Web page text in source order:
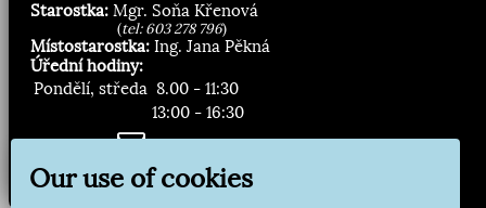
Starostka: Mgr. Soňa Křenová
(tel: 603 278 796)
Místostarostka: Ing. Jana Pěkná
Úřední hodiny:
Pondělí, středa 8.00 - 11:30
13:00 - 16:30
Zasílání novinek:
Our use of cookies